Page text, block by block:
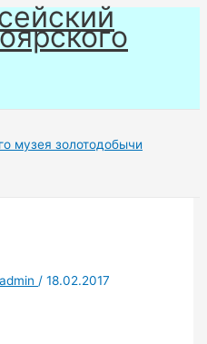
музея золотодобычи
admin /18.02.2017